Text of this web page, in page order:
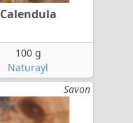
Calendula
100 g
Naturayl
Savon